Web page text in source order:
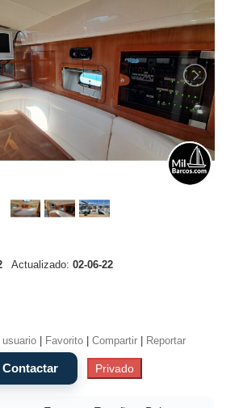
Actualizado: 02-06-22
Favorito Compartir Reportar